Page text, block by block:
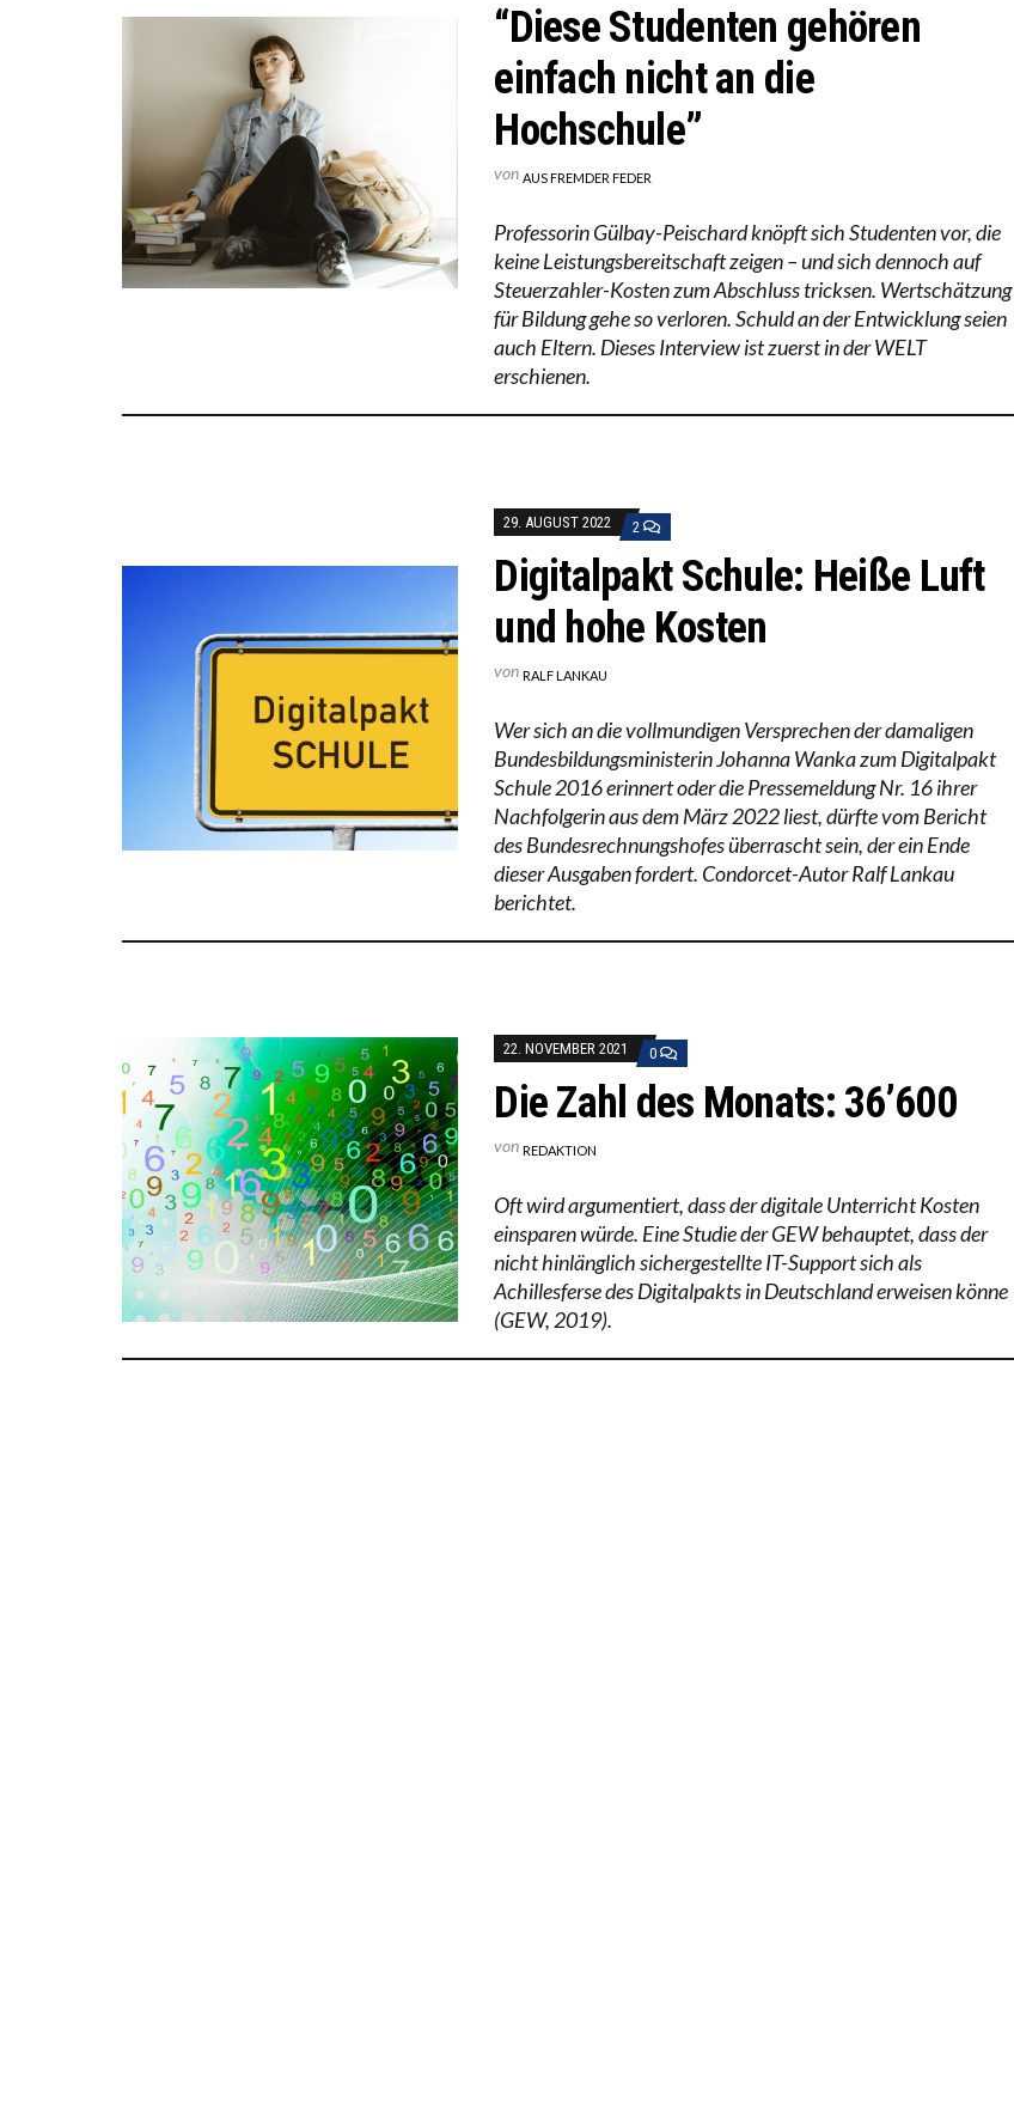
“Diese Studenten gehören
einfach nicht an die
Hochschule”
von AUS FREMDER FEDER
Professorin Gülbay-Peischard knöpft sich Studenten vor, die
keine Leistungsbereitschaft zeigen – und sich dennoch auf
Steuerzahler-Kosten zum Abschluss tricksen. Wertschätzung
für Bildung gehe so verloren. Schuld an der Entwicklung seien
auch Eltern. Dieses Interview ist zuerst in der WELT
erschienen.
29. AUGUST 2022 2
Digitalpakt Schule: Heiße Luft
und hohe Kosten
von RALF LANKAU
Wer sich an die vollmundigen Versprechen der damaligen
Bundesbildungsministerin Johanna Wanka zum Digitalpakt
Schule 2016 erinnert oder die Pressemeldung Nr. 16 ihrer
Nachfolgerin aus dem März 2022 liest, dürfte vom Bericht
des Bundesrechnungshofes überrascht sein, der ein Ende
dieser Ausgaben fordert. Condorcet-Autor Ralf Lankau
berichtet.
22. NOVEMBER 2021 0
Die Zahl des Monats: 36’600
von REDAKTION
Oft wird argumentiert, dass der digitale Unterricht Kosten
einsparen würde. Eine Studie der GEW behauptet, dass der
nicht hinlänglich sichergestellte IT-Support sich als
Achillesferse des Digitalpakts in Deutschland erweisen könne
(GEW, 2019).